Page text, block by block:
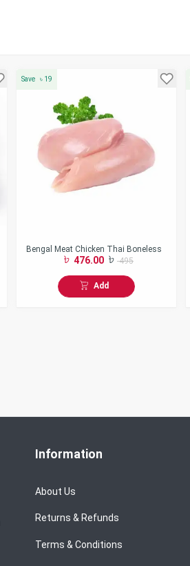
Save ৳ 19
Bengal Meat Chicken Thai Boneless
476.00 495
Add
Information
About Us
Returns & Refunds
Terms & Conditions